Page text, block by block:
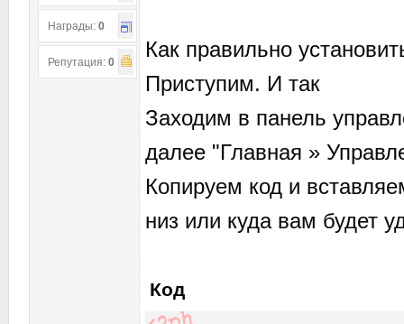
Награды: 0
Репутация: 0
Как правильно
Приступим. И так
Заходим в панель
далее "Главная »
Копируем код и
низ или куда вам будет
Код